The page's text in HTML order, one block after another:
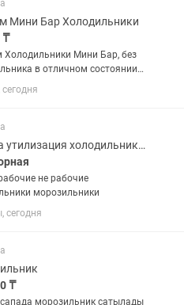
Мини Бар Холодильники
₸
Холодильники Мини Бар, без
в отличном состоянии
полностью. Охлаждает
Для офиса , аптека ,
в больницу. В наличии 40
Скупка утилизация холодильников
не рабочие
морозильники
сегодня
₸
морозильник сатылады